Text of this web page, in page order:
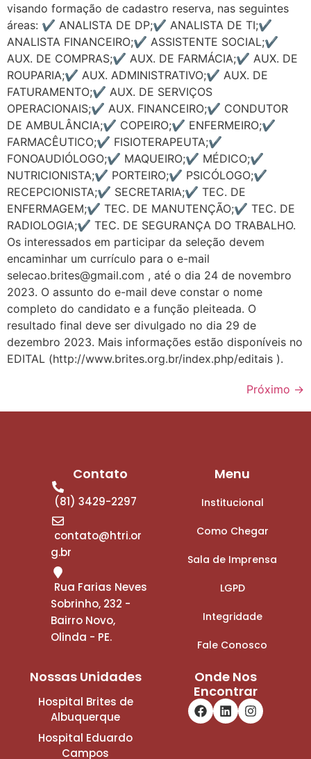
visando formação de cadastro reserva, nas seguintes
áreas: ✔️ ANALISTA DE DP;✔️ ANALISTA DE TI;✔️
ANALISTA FINANCEIRO;✔️ ASSISTENTE SOCIAL;✔️
AUX. DE COMPRAS;✔️ AUX. DE FARMÁCIA;✔️ AUX. DE
ROUPARIA;✔️ AUX. ADMINISTRATIVO;✔️ AUX. DE
FATURAMENTO;✔️ AUX. DE SERVIÇOS
OPERACIONAIS;✔️ AUX. FINANCEIRO;✔️ CONDUTOR
DE AMBULÂNCIA;✔️ COPEIRO;✔️ ENFERMEIRO;✔️
FARMACÊUTICO;✔️ FISIOTERAPEUTA;✔️
FONOAUDIÓLOGO;✔️ MAQUEIRO;✔️ MÉDICO;✔️
NUTRICIONISTA;✔️ PORTEIRO;✔️ PSICÓLOGO;✔️
RECEPCIONISTA;✔️ SECRETARIA;✔️ TEC. DE
ENFERMAGEM;✔️ TEC. DE MANUTENÇÃO;✔️ TEC. DE
RADIOLOGIA;✔️ TEC. DE SEGURANÇA DO TRABALHO.
Os interessados em participar da seleção devem
encaminhar um currículo para o e-mail
selecao.brites@gmail.com , até o dia 24 de novembro
2023. O assunto do e-mail deve constar o nome
completo do candidato e a função pleiteada. O
resultado final deve ser divulgado no dia 29 de
dezembro 2023. Mais informações estão disponíveis no
EDITAL (http://www.brites.org.br/index.php/editais ).
Próximo →
Contato
(81) 3429-2297
contato@htri.or
g.br
Rua Farias Neves
Sobrinho, 232 -
Bairro Novo,
Olinda - PE.
Menu
Institucional
Como Chegar
Sala de Imprensa
LGPD
Integridade
Fale Conosco
Nossas Unidades
Hospital Brites de
Albuquerque
Hospital Eduardo
Campos
Onde Nos
Encontrar